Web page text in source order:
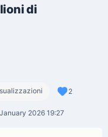
di
2
2026 19:27